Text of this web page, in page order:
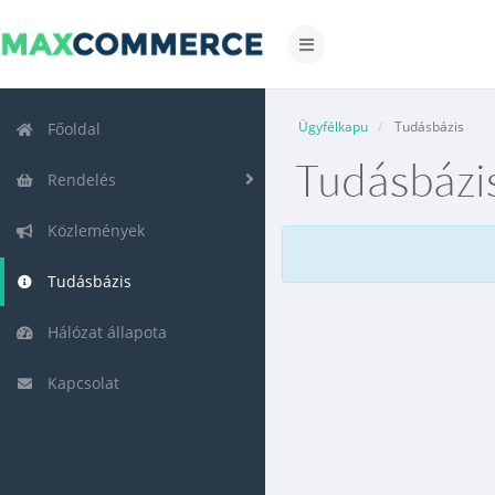
Váltás
navigációra
Főoldal
Rendelés
Közlemények
Tudásbázis
Hálózat állapota
Kapcsolat
Ügyfélkapu Tudásbázis